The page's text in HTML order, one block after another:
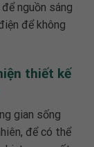
nguồn sáng
để không
thiết kế
gian sống
để có thể